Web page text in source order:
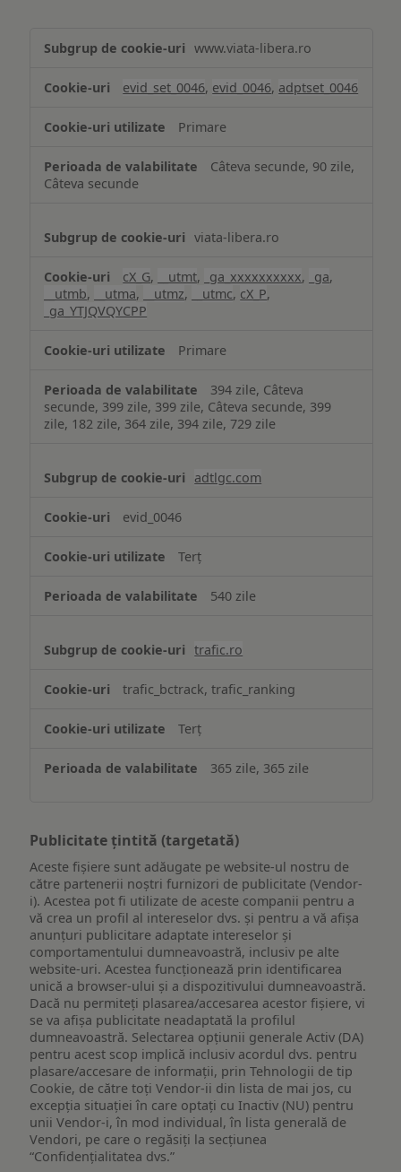
www.viata-libera.ro
evid_set_0046, evid_0046, adptset_0046
Primare
Câteva secunde, 90 zile,
Câteva secunde
viata-libera.ro
cX_G, __utmt, _ga_xxxxxxxxxx, _ga,
__utmb, __utma, __utmz, __utmc, cX_P,
_ga_YTJQVQYCPP
Primare
394 zile, Câteva
secunde, 399 zile, 399 zile, Câteva secunde, 399
zile, 182 zile, 364 zile, 394 zile, 729 zile
adtlgc.com
evid_0046
Terț
540 zile
trafic.ro
trafic_bctrack, trafic_ranking
Terț
365 zile, 365 zile
Publicitate țintită (targetată)
Aceste fișiere sunt adăugate pe website-ul nostru de
către partenerii noștri furnizori de publicitate (Vendor-
i). Acestea pot fi utilizate de aceste companii pentru a
vă crea un profil al intereselor dvs. și pentru a vă afișa
anunțuri publicitare adaptate intereselor și
comportamentului dumneavoastră, inclusiv pe alte
website-uri. Acestea funcționează prin identificarea
unică a browser-ului și a dispozitivului dumneavoastră.
Dacă nu permiteți plasarea/accesarea acestor fișiere, vi
se va afișa publicitate neadaptată la profilul
dumneavoastră. Selectarea opțiunii generale Activ (DA)
pentru acest scop implică inclusiv acordul dvs. pentru
plasare/accesare de informații, prin Tehnologii de tip
Cookie, de către toți Vendor-ii din lista de mai jos, cu
excepția situației în care optați cu Inactiv (NU) pentru
unii Vendor-i, în mod individual, în lista generală de
Vendori, pe care o regăsiți la secțiunea
“Confidențialitatea dvs.”